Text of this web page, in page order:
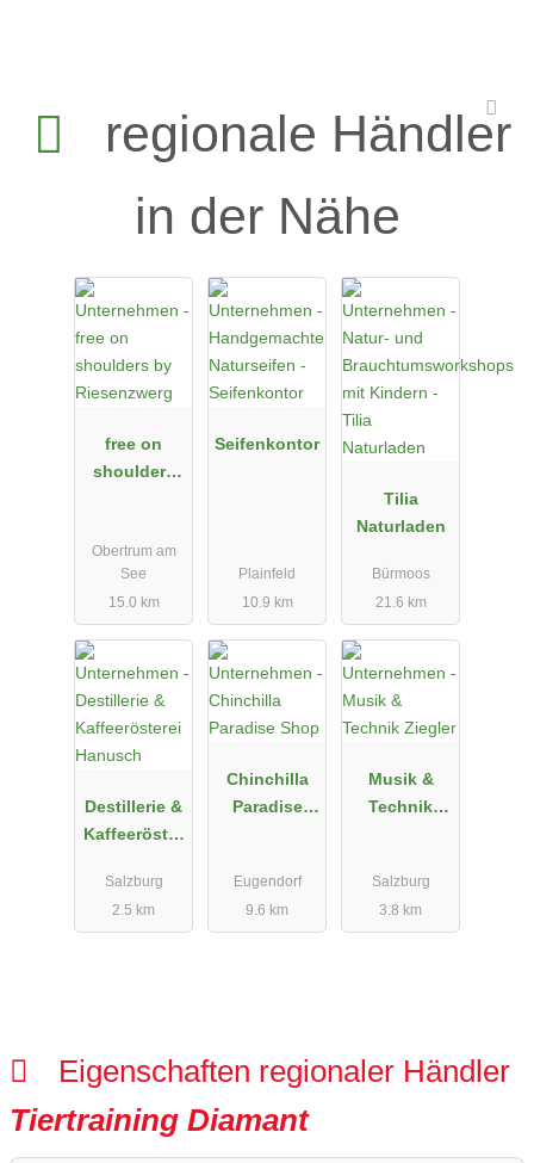
regionale Händler
in der Nähe
free on
shoulders
Obertrum am
See
15.0 km
Seifenkontor
Plainfeld
10.9 km
Tilia
Naturladen
Bürmoos
21.6 km
Destillerie &
Kaffeeröster
Salzburg
2.5 km
Chinchilla
Paradise
Eugendorf
9.6 km
Musik &
Technik
Salzburg
3.8 km
Eigenschaften regionaler Händler
Tiertraining Diamant